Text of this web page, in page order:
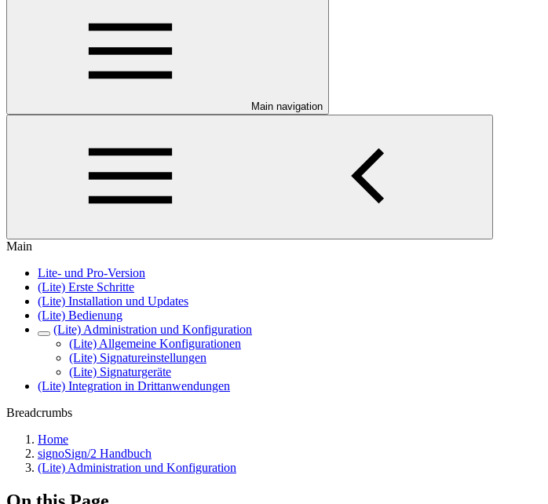
Main navigation
Main
Lite- und Pro-Version
(Lite) Erste Schritte
(Lite) Installation und Updates
(Lite) Bedienung
(Lite) Administration und Konfiguration
(Lite) Allgemeine Konfigurationen
(Lite) Signatureinstellungen
(Lite) Signaturgeräte
(Lite) Integration in Drittanwendungen
Breadcrumbs
Home
signoSign/2 Handbuch
(Lite) Administration und Konfiguration